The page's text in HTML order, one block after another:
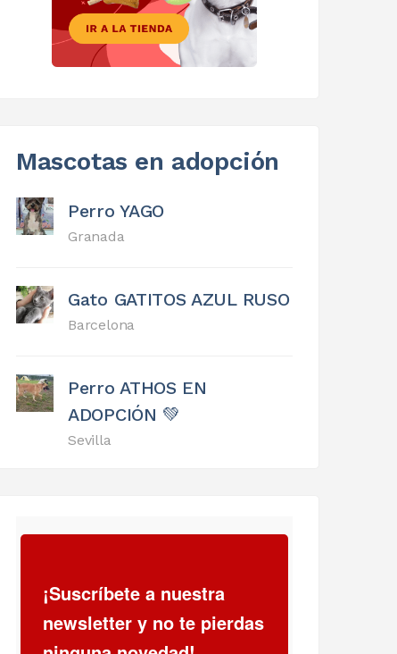
Mascotas en adopción
Perro YAGO
Granada
Gato GATITOS AZUL RUSO
Barcelona
Perro ATHOS EN
ADOPCIÓN 💚
Sevilla